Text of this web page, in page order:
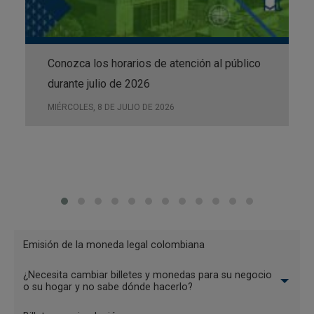
de manera que se haga seguimiento al cumplimiento de la
Política de Calidad de la Fábrica de Moneda.
Conozca los horarios de atención al público
durante julio de 2026
MIÉRCOLES, 8 DE JULIO DE 2026
Menu
Emisión de la moneda legal colombiana
¿Necesita cambiar billetes y monedas para su negocio
o su hogar y no sabe dónde hacerlo?